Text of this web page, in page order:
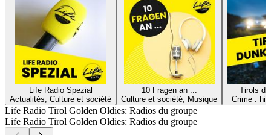
Life Radio Spezial
Actualités, Culture et société
10 Fragen an ...
Culture et société, Musique
Tirols
Crime :
Life Radio Tirol Golden Oldies: Radios du groupe
Life Radio Tirol Golden Oldies: Radios du groupe